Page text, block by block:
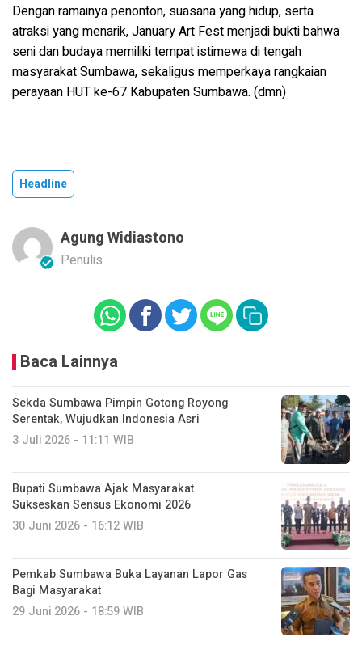
Dengan ramainya penonton, suasana yang hidup, serta
atraksi yang menarik, January Art Fest menjadi bukti bahwa
seni dan budaya memiliki tempat istimewa di tengah
masyarakat Sumbawa, sekaligus memperkaya rangkaian
perayaan HUT ke-67 Kabupaten Sumbawa. (dmn)
Headline
Agung Widiastono
Penulis
Baca Lainnya
Sekda Sumbawa Pimpin Gotong Royong
Serentak, Wujudkan Indonesia Asri
3 Juli 2026 - 11:11 WIB
Bupati Sumbawa Ajak Masyarakat
Sukseskan Sensus Ekonomi 2026
30 Juni 2026 - 16:12 WIB
Pemkab Sumbawa Buka Layanan Lapor Gas
Bagi Masyarakat
29 Juni 2026 - 18:59 WIB